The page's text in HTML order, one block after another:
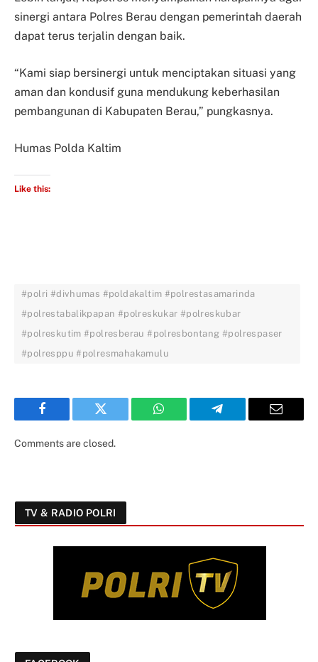
sinergi antara Polres Berau dengan pemerintah daerah
dapat terus terjalin dengan baik.
“Kami siap bersinergi untuk menciptakan situasi yang
aman dan kondusif guna mendukung keberhasilan
pembangunan di Kabupaten Berau,” pungkasnya.
Humas Polda Kaltim
Like this:
#polri #divhumas #poldakaltim #polrestasamarinda
#polrestabalikpapan #polreskukar #polreskubar
#polreskutim #polresberau #polresbontang #polrespaser
#polresppu #polresmahakamulu
Facebook Twitter WhatsApp Telegram Email
Comments are closed.
TV & RADIO POLRI